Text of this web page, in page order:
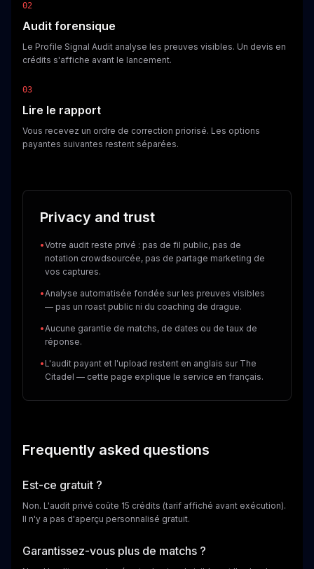
02
Audit forensique
Le Profile Signal Audit analyse les preuves visibles. Un devis en
crédits s'affiche avant le lancement.
03
Lire le rapport
Vous recevez un ordre de correction priorisé. Les options
payantes suivantes restent séparées.
Privacy and trust
•Votre audit reste privé : pas de fil public, pas de
notation crowdsourcée, pas de partage marketing de
vos captures.
•Analyse automatisée fondée sur les preuves visibles
— pas un roast public ni du coaching de drague.
•Aucune garantie de matchs, de dates ou de taux de
réponse.
• L'audit payant et l'upload restent en anglais sur The
Citadel — cette page explique le service en français.
Frequently asked questions
Est-ce gratuit ?
Non. L'audit privé coûte 15 crédits (tarif affiché avant exécution).
Il n'y a pas d'aperçu personnalisé gratuit.
Garantissez-vous plus de matchs ?